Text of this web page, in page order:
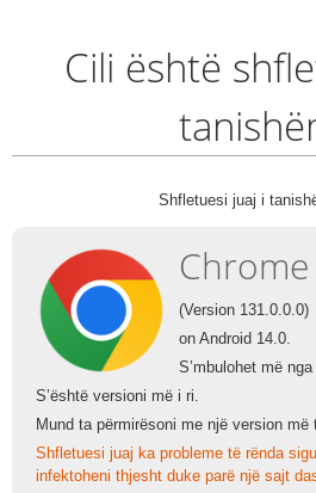
Cili është
Shfletuesi juaj i
Chrome
(Version 131.0.0.0)
on Android 14.0.
S’mbulohet më
S’është versioni më i ri.
Mund ta përmirësoni me një version më
Shfletuesi juaj ka probleme të rënda
infektoheni thjesht duke parë një sajt